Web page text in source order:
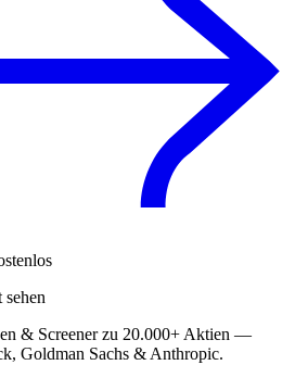
sehen
& Screener zu 20.000+ Aktien —
Goldman Sachs & Anthropic.